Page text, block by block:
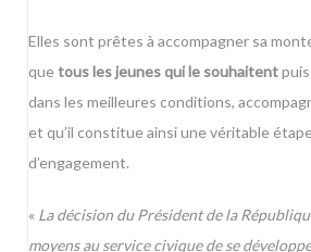
Elles sont prêtes à accompagner sa
quetous les jeunes qui le souhaitent
dans les meilleures conditions,
et qu’il constitue ainsi une véritable
d’engagement.
« La décision du Président de la
moyens au service civique de se